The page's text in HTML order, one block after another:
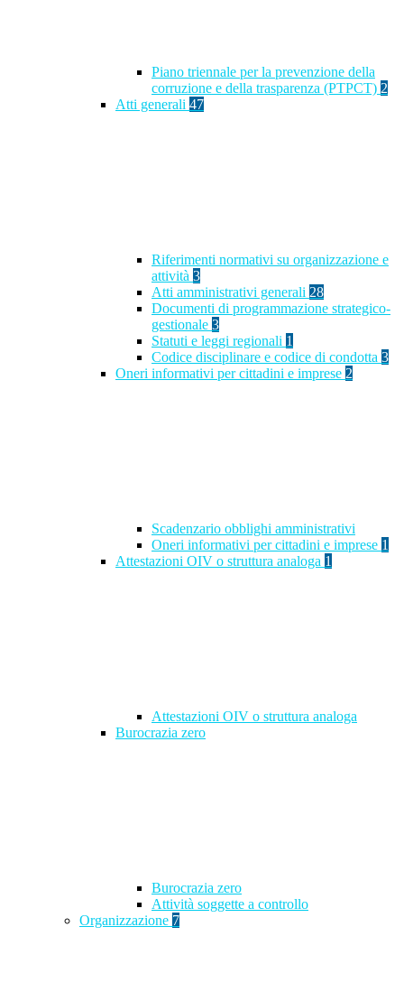
Piano triennale per la prevenzione della
corruzione e della trasparenza (PTPCT) 2
Atti generali 47
Riferimenti normativi su organizzazione e
attività 3
Atti amministrativi generali 28
Documenti di programmazione strategico-
gestionale 3
Statuti e leggi regionali 1
Codice disciplinare e codice di condotta 3
Oneri informativi per cittadini e imprese 2
Scadenzario obblighi amministrativi
Oneri informativi per cittadini e imprese 1
Attestazioni OIV o struttura analoga 1
Attestazioni OIV o struttura analoga
Burocrazia zero
Burocrazia zero
Attività soggette a controllo
Organizzazione 7